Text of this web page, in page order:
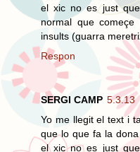
el xic no es just
normal que
insults (guarra
Respon
SERGI CAMP 5.3.13
Yo me llegit el text i
que lo que fa la
el xic no es just